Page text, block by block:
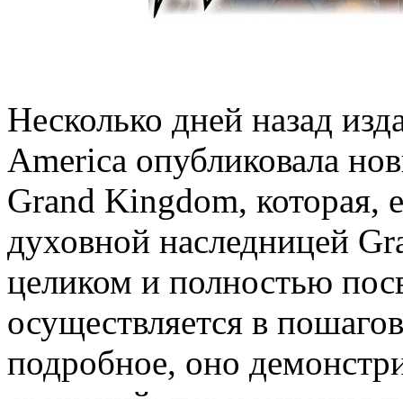
Несколько дней назад
America опубликовала
Grand Kingdom, которая,
духовной наследницей
целиком и полностью
осуществляется в
подробное, оно